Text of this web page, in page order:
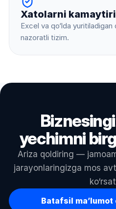
Xatolarni
Excel va qo‘lda yuritiladigan
nazoratli tizim.
yechimni
Ariza qoldiring —
jarayonlaringizga mos
Batafsil ma’lumot